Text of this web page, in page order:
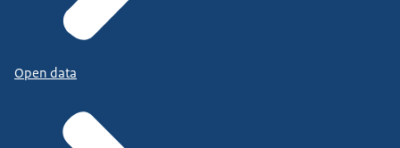
Open data